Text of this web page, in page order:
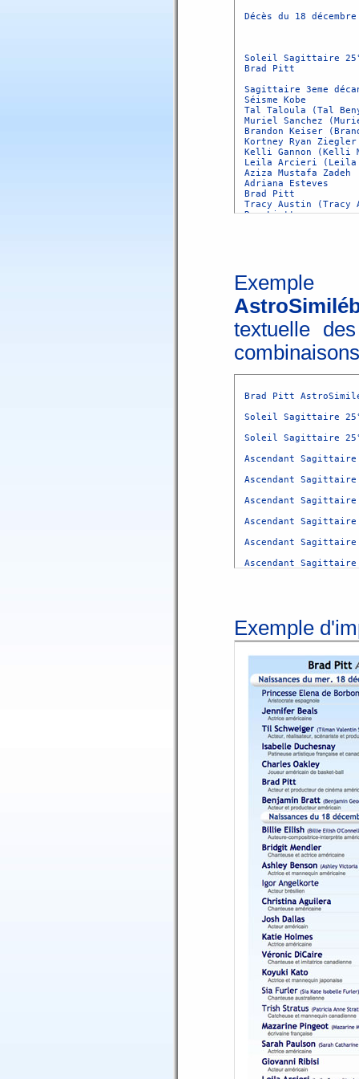
textuelle
Brad Pitt
Soleil Sagittaire
Soleil Sagittaire 25°
Ascendant Sagittaire
Ascendant
Ascendant
Ascendant
Ascendant
Ascendant
Soleil Sagittaire
Soleil Sagittaire
Lune Capricorne
Lune Capricorne
Lune Capricorne
Lune Capricorne 22°
Lune Capricorne 22°
Mercure Capricorne
Mercure Capricorne
Mercure Capricorne
Mercure Capricorne
Mercure Capricorne
Mercure Capricorne
Mercure Capricorne
Mercure Capricorne
Mercure Capricorne
Mercure Capricorne
Mercure Capricorne
Vénus Capricorne
Vénus Capricorne
Mars Capricorne 10°
Exemple